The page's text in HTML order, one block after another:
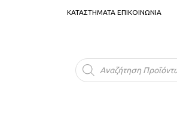
ΚΑΤΑΣΤΗΜΑΤΑ ΕΠΙΚΟΙΝΩΝΙΑ
Products
search